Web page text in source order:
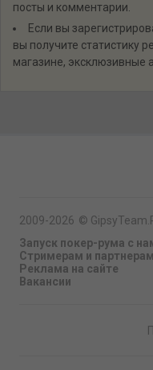
посты и комментарии.
Если вы
вы получите статистику
магазине, эксклюзивные
2009-2026 ©
Запуск покер-рума с
Стримерам и партнерам
Реклама на сайте
Вакансии